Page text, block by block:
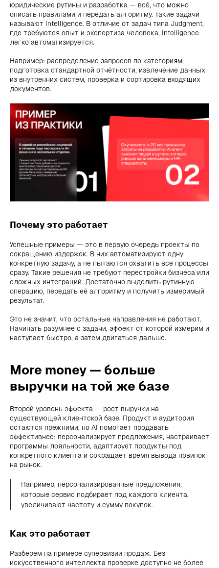
юридические рутины и разработка — всё, что можно
описать правилами и передать алгоритму. Такие задачи
называют Intelligence. В отличие от задач типа Judgment,
где требуются опыт и экспертиза человека, Intelligence
легко автоматизируется.
Например: распределение запросов по категориям,
подготовка стандартной отчётности, извлечение данных
из внутренних систем, проверка и сортировка входящих
документов.
Почему это работает
Успешные примеры — это в первую очередь проекты по
сокращению издержек. В них автоматизируют одну
конкретную задачу, а не пытаются охватить все процессы
сразу. Такие решения не требуют перестройки бизнеса или
сложных интеграций. Достаточно выделить рутинную
операцию, передать её алгоритму и получить измеримый
результат.
Это не значит, что остальные направления не работают.
Начинать разумнее с задачи, эффект от которой измерим и
наступает быстро, а затем двигаться дальше.
More money — больше
выручки на той же базе
Второй уровень эффекта — рост выручки на
существующей клиентской базе. Продукт и аудитория
остаются прежними, но AI помогает продавать
эффективнее: персонализирует предложения, настраивает
программы лояльности, адаптирует продукты под
конкретного клиента и сокращает время вывода новинок
на рынок.
Например, персонализированные предложения,
которые сервис подбирает под каждого клиента,
увеличивают частоту и сумму покупок.
Как это работает
Разберем на примере супервизии продаж. Без
искусственного интеллекта проверке доступно не более